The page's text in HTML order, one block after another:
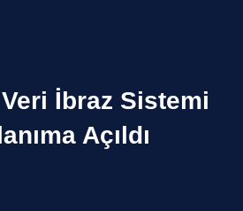
İbraz Sistemi
Açıldı